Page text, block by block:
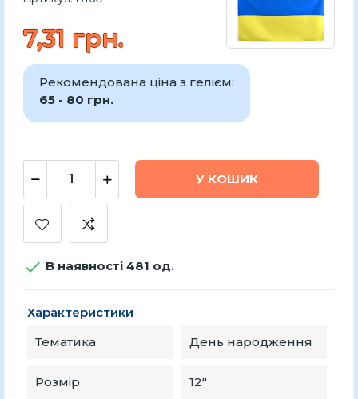
7,31 грн.
Рекомендована ціна з гелієм:
65 - 80 грн.
У КОШИК
 В наявності 481 од.
Характеристики
Тематика
День народження
Розмір 12″